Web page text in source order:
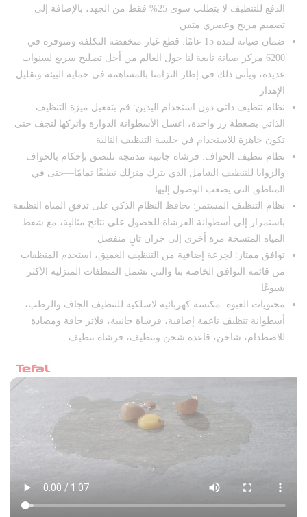
الدفع للتنظيف لا يتطلب سوى 25% فقط من الجهد، بالإضافة إلى
تصميم مريح وعصري متقن
ضمان صيانة لمدة 15 عامًا: قطع غيار منخفضة التكلفة ومتوفرة في
6200 مركز صيانة تابعة لنا حول العالم من أجل تصليح سريع لسنوات
عديدة، ويأتي ذلك في إطار التزامنا بالمساهمة في حماية البيئة وتقليل
الإهدار
نظام تنظيف ذاتي دون استخدام اليدين: قم بتفعيل ميزة التنظيف
الذاتي بضغطة زر واحدة، اغسل الأسطوانة الدوارة واتركها لتجف حتى
تكون جاهزة للاستخدام في جلسة التنظيف التالية
نظام تنظيف الحواف: فرشاة جانبية مدمجة تلتصق بإحكام بالحواف
والزوايا للتنظيف الشامل الذي يترك منزلك نظيفًا تمامًا—حتى في
المناطق التي يصعب الوصول إليها
نظام التنظيف المستمر: يحافظ النظام الذكي على تدفق المياه النظيفة
باستمرار إلى أسطوانة الفرشاة للحصول على نتائج مثالية، مع شفط
المياه المتسخة مرة أخرى إلى خزان ثانٍ منفصل
توافق ممتاز: لجرعة إضافية من التنظيف العميق، استخدم المنظفات
من قائمة التوافق الخاصة بنا والتي تشمل المنظفات المنزلية الأكثر
شيوعًا
محتويات العبوة: مكنسة كهربائية لاسلكية للتنظيف الجاف والرطب،
أسطوانة تنظيف ناعمة إضافية، فرشاة جانبية، فلاتر جافة ومضادة
للاصطدام، شاحن، قاعدة شحن وتنظيف، فرشاة تنظيف